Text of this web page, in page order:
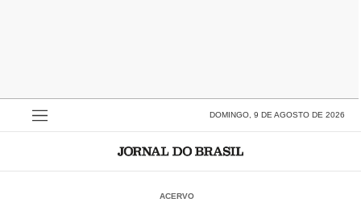
DOMINGO, 9 DE AGOSTO DE 2026
ACERVO